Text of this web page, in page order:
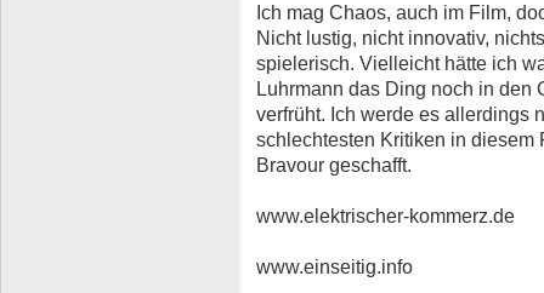
Ich mag Chaos, auch im Film,
Nicht lustig, nicht innovativ,
spielerisch. Vielleicht hätte ich
Luhrmann das Ding noch in den
verfrüht. Ich werde es allerdings
schlechtesten Kritiken in diesem
Bravour geschafft.
www.elektrischer-kommerz.de
www.einseitig.info